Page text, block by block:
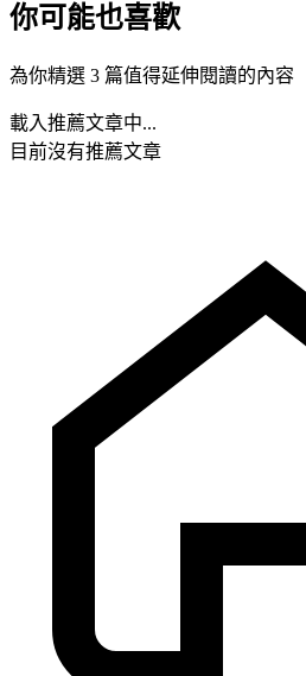
你可能也喜歡
為你精選 3 篇值得延伸閱讀的內容
載入推薦文章中...
目前沒有推薦文章